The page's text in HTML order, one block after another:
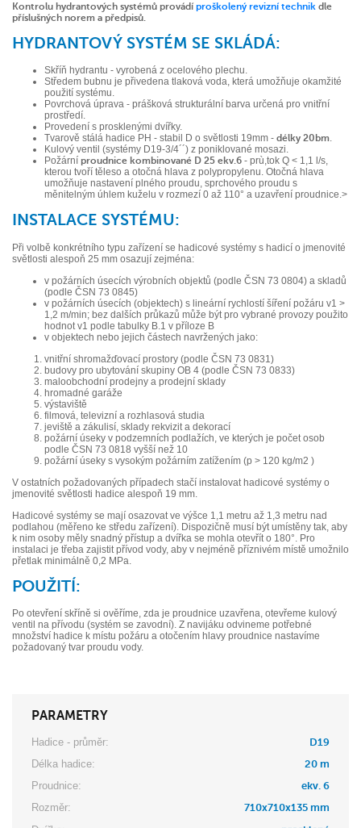
Kontrolu hydrantových systémů provádí proškolený revizní technik dle
příslušných norem a předpisů.
HYDRANTOVÝ SYSTÉM SE SKLÁDÁ:
Skříň hydrantu - vyrobená z ocelového plechu.
Středem bubnu je přivedena tlaková voda, která umožňuje okamžité
použití systému.
Povrchová úprava - prášková strukturální barva určená pro vnitřní
prostředí.
Provedení s prosklenými dvířky.
Tvarově stálá hadice PH - stabil D o světlosti 19mm - délky 20bm.
Kulový ventil (systémy D19-3/4´´) z poniklované mosazi.
Požární proudnice kombinované D 25 ekv.6 - prù,tok Q < 1,1 l/s,
kterou tvoří těleso a otočná hlava z polypropylenu. Otočná hlava
umožňuje nastavení plného proudu, sprchového proudu s
měnitelným úhlem kuželu v rozmezí 0 až 110° a uzavření proudnice.>
INSTALACE SYSTÉMU:
Při volbě konkrétního typu zařízení se hadicové systémy s hadicí o jmenovité
světlosti alespoň 25 mm osazují zejména:
v požárních úsecích výrobních objektů (podle ČSN 73 0804) a skladů
(podle ČSN 73 0845)
v požárních úsecích (objektech) s lineární rychlostí šíření požáru v1 >
1,2 m/min; bez dalších průkazů může být pro vybrané provozy použito
hodnot v1 podle tabulky B.1 v příloze B
v objektech nebo jejich částech navržených jako:
vnitřní shromažďovací prostory (podle ČSN 73 0831)
budovy pro ubytování skupiny OB 4 (podle ČSN 73 0833)
maloobchodní prodejny a prodejní sklady
hromadné garáže
výstaviště
filmová, televizní a rozhlasová studia
jeviště a zákulisí, sklady rekvizit a dekorací
požární úseky v podzemních podlažích, ve kterých je počet osob
podle ČSN 73 0818 vyšší než 10
požární úseky s vysokým požárním zatížením (p > 120 kg/m2 )
V ostatních požadovaných případech stačí instalovat hadicové systémy o
jmenovité světlosti hadice alespoň 19 mm.
Hadicové systémy se mají osazovat ve výšce 1,1 metru až 1,3 metru nad
podlahou (měřeno ke středu zařízení). Dispozičně musí být umístěny tak, aby
k nim osoby měly snadný přístup a dvířka se mohla otevřít o 180°. Pro
instalaci je třeba zajistit přívod vody, aby v nejméně příznivém místě umožnilo
přetlak minimálně 0,2 MPa.
POUŽITÍ:
Po otevření skříně si ověříme, zda je proudnice uzavřena, otevřeme kulový
ventil na přívodu (systém se zavodní). Z navijáku odvineme potřebné
množství hadice k místu požáru a otočením hlavy proudnice nastavíme
požadovaný tvar proudu vody.
PARAMETRY
Hadice - průměr:
D19
Délka hadice:
20 m
Proudnice:
ekv. 6
Rozměr:
710x710x135 mm